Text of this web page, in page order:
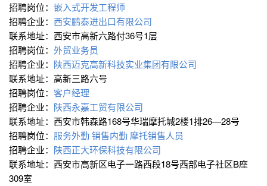
招聘岗位： 嵌入式开发工程师
招聘企业： 西安鹏泰进出口有限公司
联系地址：西安市高新六路付36号1层
招聘岗位： 外贸业务员
招聘企业： 陕西迈克高新科技实业集团有限公司
联系地址：高新三路六号
招聘岗位： 客户经理
招聘企业： 陕西永嘉工贸有限公司
联系地址：西安市韩森路168号华瑞摩托城2楼1排26—28号
招聘岗位： 服务外勤销售内勤 摩托销售人员
招聘企业： 陕西正大环保科技有限公司
联系地址：西安市高新区电子一路西段18号西部电子社区B座
309室